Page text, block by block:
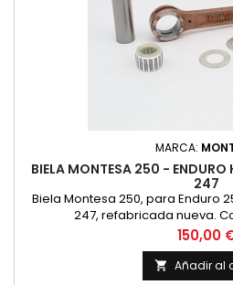
MARCA:
BIELA MONTESA 250 -
247
Biela Montesa 250, para Enduro
247, refabricada nueva.
Precio
150,00
 Añadir al